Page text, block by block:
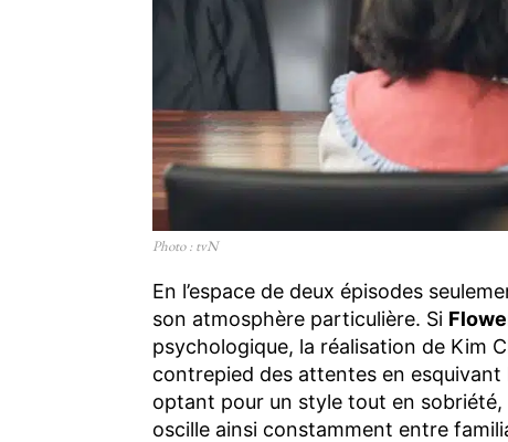
Photo : tvN
En l’espace de deux épisodes
son atmosphère particulière. Si
psychologique, la réalisation de Kim
contrepied des attentes en
optant pour un style tout en sobriété,
oscille ainsi constamment entre